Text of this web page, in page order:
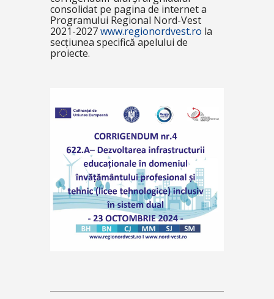
consolidat pe pagina de internet a
Programului Regional Nord-Vest
2021-2027www.regionordvest.ro la
secțiunea specifică apelului de
proiecte.